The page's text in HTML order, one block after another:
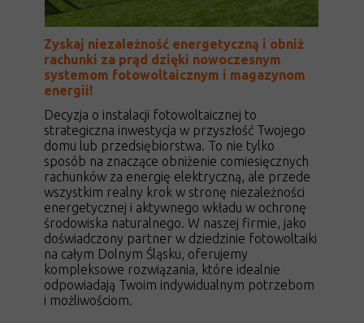
Decyzja o instalacji fotowoltaicznej to
strategiczna inwestycja w przyszłość Twojego
domu lub przedsiębiorstwa. To nie tylko
sposób na znaczące obniżenie comiesięcznych
rachunków za energię elektryczną, ale przede
wszystkim realny krok w stronę niezależności
energetycznej i aktywnego wkładu w ochronę
środowiska naturalnego. W naszej firmie, jako
doświadczony partner w dziedzinie fotowoltaiki
na całym Dolnym Śląsku, oferujemy
kompleksowe rozwiązania, które idealnie
odpowiadają Twoim indywidualnym potrzebom
i możliwościom.
Zyskaj niezależność energetyczną i obniż
rachunki za prąd dzięki nowoczesnym
systemom fotowoltaicznym i magazynom
energii!